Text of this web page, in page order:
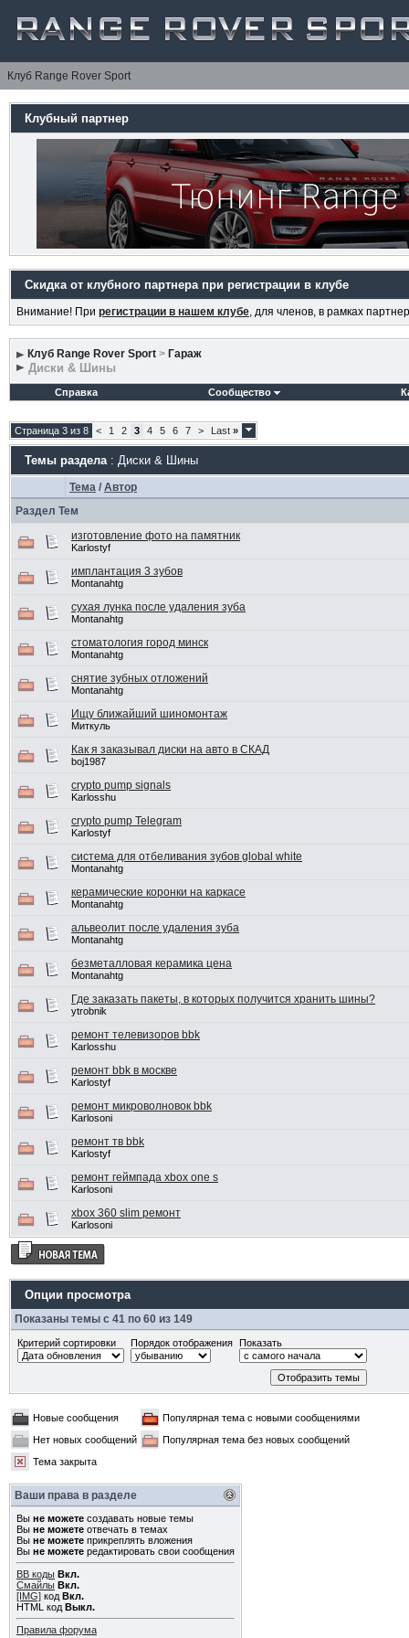
Клуб Range Rover Sport
Клубный партнер
Скидка от клубного партнера при регистрации в клубе
Внимание! При регистрации в нашем клубе, для членов, в рамках
Клуб Range Rover Sport > Гараж
Диски & Шины
Справка Сообщество
Страница 3 из 8 < 1 2 3 4 5 6 7 > Last »
Темы раздела: Диски & Шины
Тема/ Автор
Раздел Тем
изготовление фото на памятник
Karlostyf
имплантация 3 зубов
Montanahtg
сухая лунка после удаления зуба
Montanahtg
стоматология город минск
Montanahtg
снятие зубных отложений
Montanahtg
Ищу ближайший шиномонтаж
Миткуль
Как я заказывал диски на авто в СКАД
boj1987
crypto pump signals
Karlosshu
crypto pump Telegram
Karlostyf
система для отбеливания зубов global white
Montanahtg
керамические коронки на каркасе
Montanahtg
альвеолит после удаления зуба
Montanahtg
безметалловая керамика цена
Montanahtg
Где заказать пакеты, в которых получится хранить шины?
ytrobnik
ремонт телевизоров bbk
Karlosshu
ремонт bbk в москве
Karlostyf
ремонт микроволновок bbk
Karlosoni
ремонт тв bbk
Karlostyf
ремонт геймпада xbox one s
Karlosoni
xbox 360 slim ремонт
Karlosoni
Опции просмотра
Показаны темы с 41 по 60 из 149
Критерий сортировки Порядок отображения Показать
Новые сообщения
Популярная тема с новыми сообщениями
Нет новых сообщений
Популярная тема без новых сообщений
Тема закрыта
Ваши права в разделе
Вы не можетесоздавать новые темы
Вы не можетеотвечать в темах
Вы не можетеприкреплять вложения
Вы не можетередактировать свои сообщения
BB коды Вкл.
Смайлы Вкл.
[IMG]код Вкл.
HTML код Выкл.
Правила форума